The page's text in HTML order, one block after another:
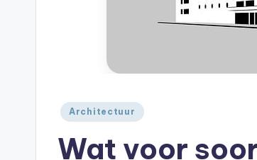
Geplaatst
Architectuur
Wat voor